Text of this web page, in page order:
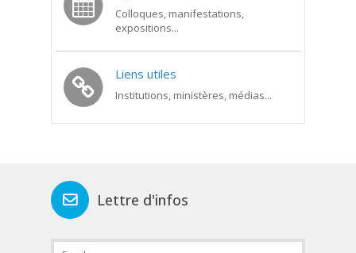
Colloques, manifestations,
expositions...
Liens utiles
Institutions, ministères, médias...
Lettre d'infos